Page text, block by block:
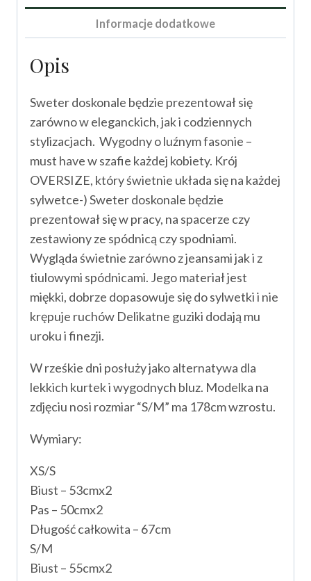
Informacje dodatkowe
Opis
Sweter doskonale będzie prezentował się
zarówno w eleganckich, jak i codziennych
stylizacjach. Wygodny o luźnym fasonie –
must have w szafie każdej kobiety. Krój
OVERSIZE, który świetnie układa się na każdej
sylwetce-) Sweter doskonale będzie
prezentował się w pracy, na spacerze czy
zestawiony ze spódnicą czy spodniami.
Wygląda świetnie zarówno z jeansami jak i z
tiulowymi spódnicami. Jego materiał jest
miękki, dobrze dopasowuje się do sylwetki i nie
krępuje ruchów Delikatne guziki dodają mu
uroku i finezji.
W rześkie dni posłuży jako alternatywa dla
lekkich kurtek i wygodnych bluz. Modelka na
zdjęciu nosi rozmiar “S/M” ma 178cm wzrostu.
Wymiary:
XS/S
Biust – 53cmx2
Pas – 50cmx2
Długość całkowita – 67cm
S/M
Biust – 55cmx2